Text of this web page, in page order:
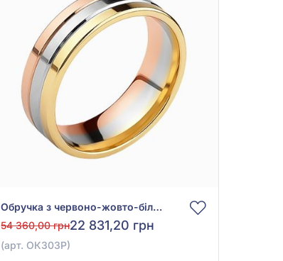
Обручка з червоно-жовто-білого золота 585°, арт. ОК303Р
54 360,00 грн22 831,20 грн
(арт. ОК303Р)